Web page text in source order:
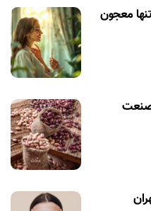
معجون
صنعت